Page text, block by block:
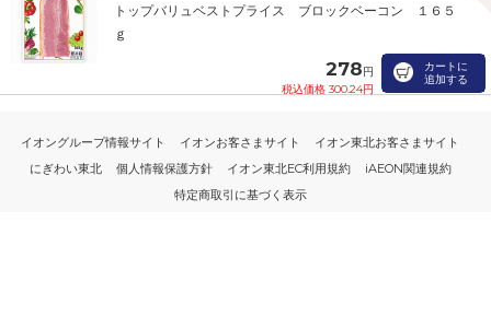
トップバリュベストプライス ブロックベーコン １６５
ｇ
278円
税込価格 300.24円
カートに
追加する
イオングループ情報サイト イオンお客さまサイト
イオン東北お客さまサイト
にぎわい東北
個人情報保護方針 イオン東北EC利用規約
iAEON関連規約
特定商取引に基づく表示